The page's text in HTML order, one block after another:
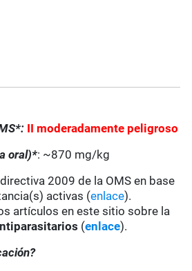
II moderadamente peligroso
oral)*: ~870 mg/kg
2009 de la OMS en base
activas (enlace).
artículos en este sitio sobre la
(enlace).